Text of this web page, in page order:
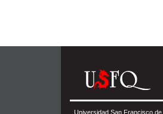
Universidad San Francisco de